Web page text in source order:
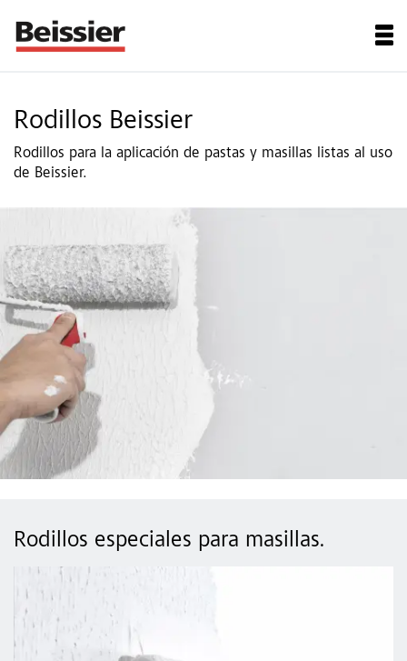
Rodillos Beissier
Rodillos para la aplicación de pastas y masillas listas al uso
de Beissier.
Rodillos especiales para masillas.